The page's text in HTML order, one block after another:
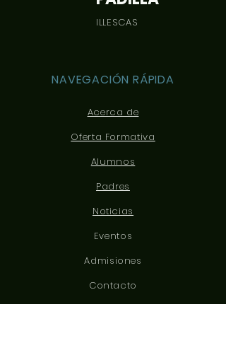
ILLESCAS
NAVEGACIÓN RÁPIDA
Acerca de
Oferta Formativa
Alumnos
Padres
Noticias
Eventos
Admisiones
Contacto